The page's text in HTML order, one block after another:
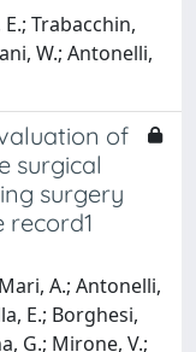
Trabacchin,
W.; Antonelli,
of
surgical
surgery
record1
A.; Antonelli,
E.; Borghesi,
G.; Mirone, V.;